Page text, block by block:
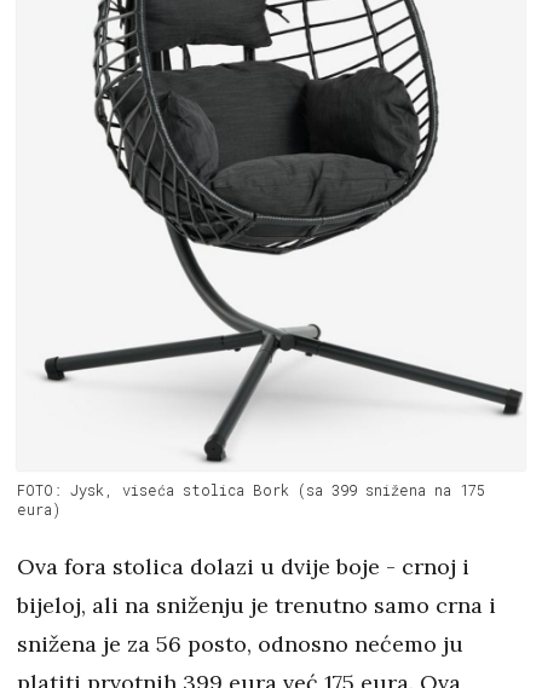
FOTO: Jysk, viseća stolica Bork (sa 399 snižena na 175
eura)
Ova fora stolica dolazi u dvije boje - crnoj i
bijeloj, ali na sniženju je trenutno samo crna i
snižena je za 56 posto, odnosno nećemo ju
platiti prvotnih 399 eura već 175 eura. Ova